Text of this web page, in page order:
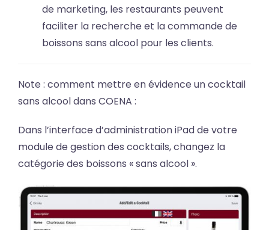
de marketing, les restaurants peuvent
faciliter la recherche et la commande de
boissons sans alcool pour les clients.
Note : comment mettre en évidence un cocktail
sans alcool dans COENA :
Dans l’interface d’administration iPad de votre
module de gestion des cocktails, changez la
catégorie des boissons « sans alcool ».